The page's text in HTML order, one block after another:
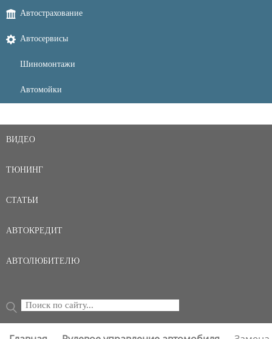
Автострахование
Автосервисы
Шиномонтажи
Автомойки
ВИДЕО
ТЮНИНГ
СТАТЬИ
АВТОКРЕДИТ
АВТОЛЮБИТЕЛЮ
ФОРМА ПОИСКА
Поиск